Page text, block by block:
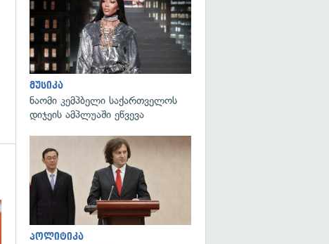
მუსიკა
ნაომი კემპბელი საქართველოს
დიჯეის ამპლუაში ეწვევა
პოლიტიკა